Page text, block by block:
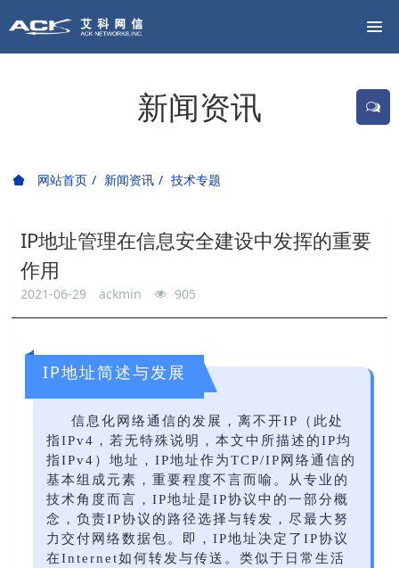
新闻资讯
网站首页 新闻资讯 技术专题
IP地址管理在信息安全建设中发挥的重要
作用
2021-06-29 ackmin 905
IP地址简述与发展
信息化网络通信的发展，离不开IP（此处
指IPv4，若无特殊说明，本文中所描述的IP均
指IPv4）地址，IP地址作为TCP/IP网络通信的
基本组成元素，重要程度不言而喻。从专业的
技术角度而言，IP地址是IP协议中的一部分概
念，负责IP协议的路径选择与转发，尽最大努
力交付网络数据包。即，IP地址决定了IP协议
在Internet如何转发与传送。类似于日常生活